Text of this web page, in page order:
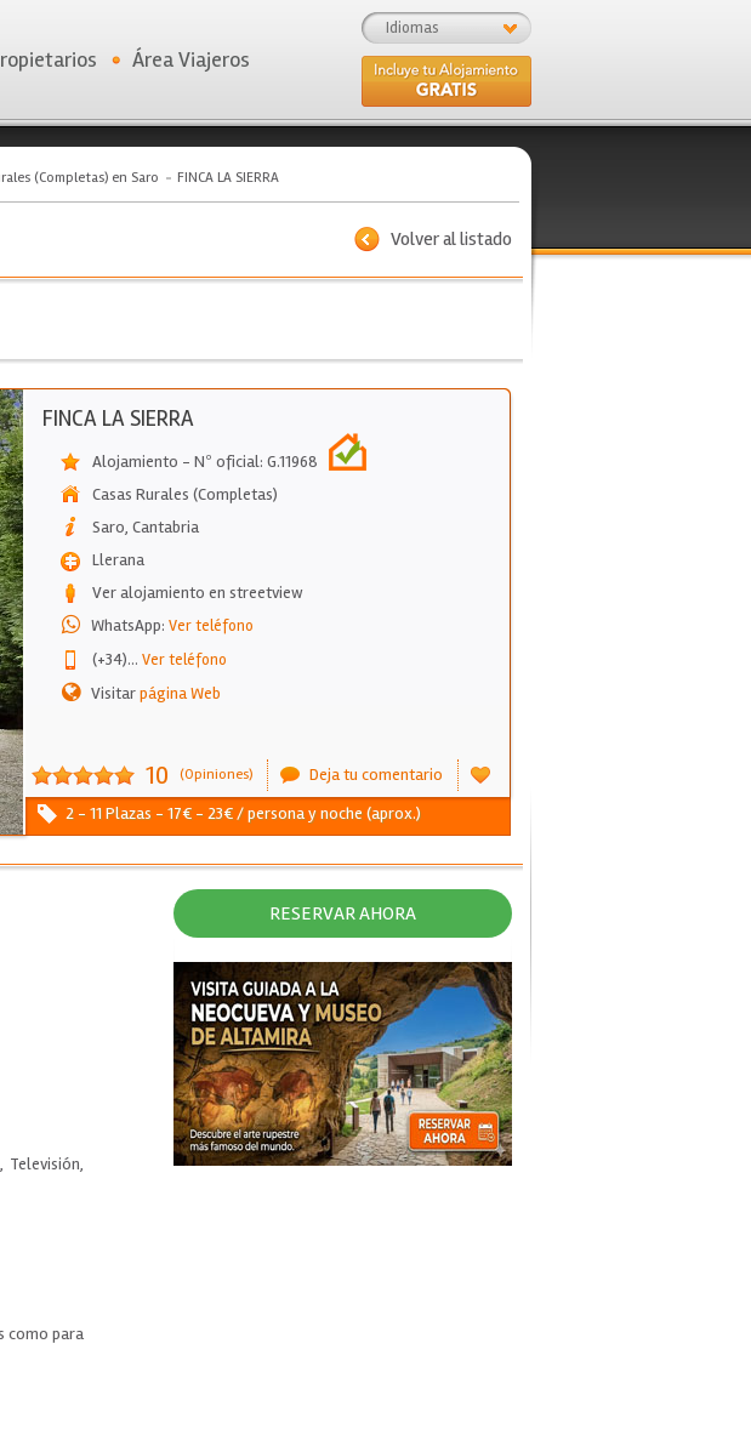
Idiomas
Área Viajeros
(Completas) en Saro FINCA LA SIERRA
Volver al listado
FINCA LA SIERRA
Alojamiento - Nº oficial: G.11968
Casas Rurales (Completas)
Saro, Cantabria
Llerana
Ver alojamiento en streetview
WhatsApp: Ver teléfono
(+34)... Ver teléfono
Visitarpágina Web
10 (Opiniones)
Deja tu comentario
2 - 11 Plazas - 17€ - 23€ / persona y noche (aprox.)
Televisión,
como para
RESERVAR AHORA